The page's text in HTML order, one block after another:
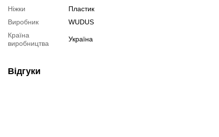
Ніжки
Пластик
Виробник
WUDUS
Країна
виробництва
Україна
Відгуки